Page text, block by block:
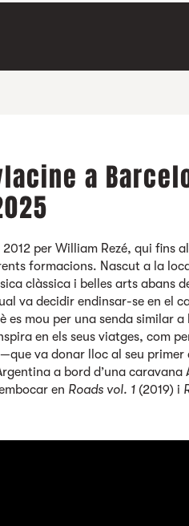
a
per William Rezé, qui fins
formacions. Nascut a la
clàssica i belles arts abans
va decidir endinsar-se en el
es mou per una senda similar a
en els seus viatges, com
va donar lloc al seu primer
a bord d’una
en Roads vol. 1 (2019) i